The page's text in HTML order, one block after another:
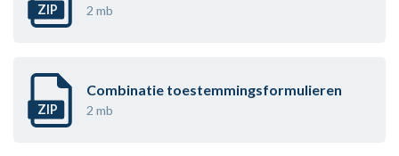
ZIP 2 mb
ZIP
Combinatie toestemmingsformulieren
2 mb